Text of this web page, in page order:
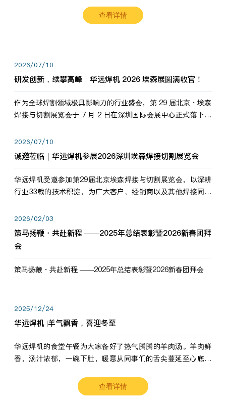
查看详情
2026/07/10
研发创新，续攀高峰｜华远焊机 2026 埃森展圆满收官！
作为全球焊割领域极具影响力的行业盛会，第 29 届北京・埃森
焊接与切割展览会于 7 月 2 日在深圳国际会展中心正式落下帷
标准，持之以恒研发新产品、新技术。新老客户、行业伙伴、
海内外客户为目睹公司发布的新产…
2026/07/10
诚邀莅临｜华远焊机参展2026深圳埃森焊接切割展览会
华远焊机受邀参加第29届北京埃森焊接与切割展览会，以深耕
行业33载的技术积淀，为广大客户、经销商以及其他焊接同仁
2026/02/03
策马扬鞭・共赴新程 ——2025年总结表彰暨2026新春团拜
会
策马扬鞭・共赴新程 ——2025年总结表彰暨2026新春团拜会
2025/12/24
华远焊机 |羊气飘香，喜迎冬至
华远焊机的食堂午餐为大家备好了热气腾腾的羊肉汤。羊肉鲜
香，汤汁浓郁，一碗下肚，暖意从同事们的舌尖蔓延至心底。
查看详情